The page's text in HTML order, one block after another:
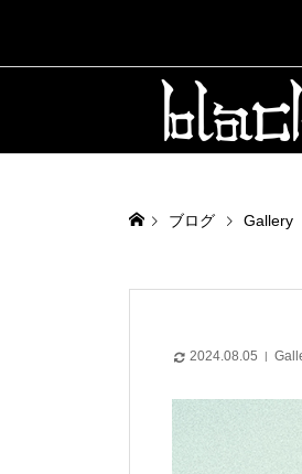
ブログ Gallery
2024.08.05